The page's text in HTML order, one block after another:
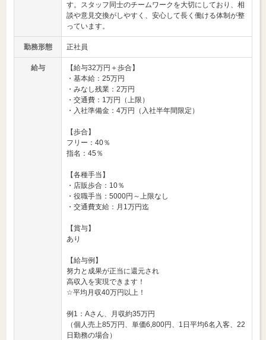
す。スタッフ同士のチームワークを大切にしており、相
談や意見交換がしやすく、安心して長く働ける体制が整
っています。
勤務形態 正社員
給与
【給与32万円＋歩合】
・基本給：25万円
・みなし残業：2万円
・交通費：1万円（上限）
・入社準備金：4万円（入社半年間限定）
【歩合】
フリー：40％
指名：45％
【各種手当】
・店販歩合：10％
・役職手当：5000円～上限なし
・交通費支給：月1万円迄
【賞与】
あり
【給与例】
努力と成果が正当に還元され
高収入を実現できます！
☆平均月収40万円以上！
例1：Aさん、月収約35万円
（個人売上85万円、単価6,800円、1日平均6名入客、22
日勤務の場合）